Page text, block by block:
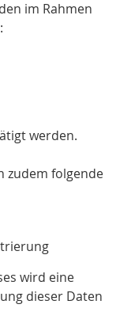
im Rahmen
werden.
zudem folgende
wird eine
dieser Daten